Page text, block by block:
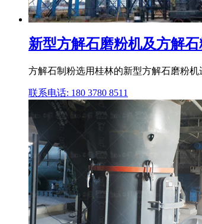
新型方解石磨粉机及方解
方解石制粉选用桂林的新型方解石磨粉
联系电话: 180 3780 8511